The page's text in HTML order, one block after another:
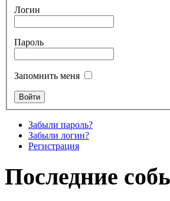
Логин
Пароль
Запомнить меня
Забыли пароль?
Забыли логин?
Регистрация
Последние